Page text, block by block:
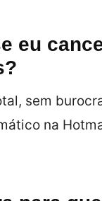
eu
sem
na